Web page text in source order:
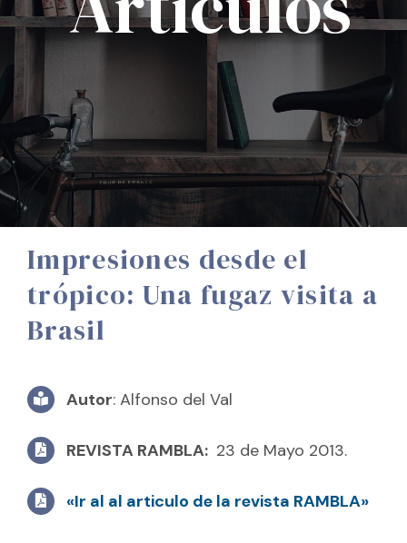
Impresiones desde el
trópico: Una fugaz visita a
Brasil
Autor: Alfonso del Val
REVISTA RAMBLA: 23 de Mayo 2013.
«Ir al al articulo de la revista RAMBLA»